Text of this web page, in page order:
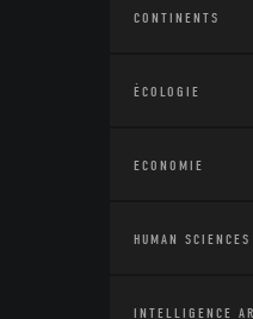
CONTINENTS
ÉCOLOGIE
ECONOMIE
HUMAN SCIENCES
INTELLIGENCE